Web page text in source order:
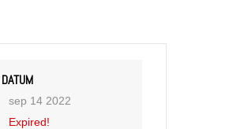
DATUM
sep 14 2022
Expired!